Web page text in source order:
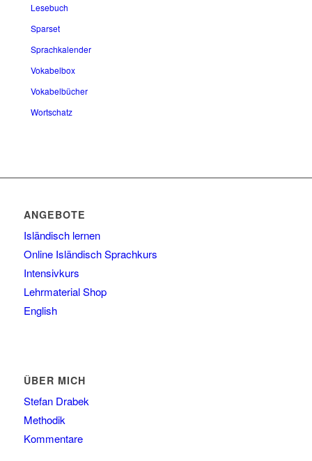
Lesebuch
Sparset
Sprachkalender
Vokabelbox
Vokabelbücher
Wortschatz
ANGEBOTE
Isländisch lernen
Online Isländisch Sprachkurs
Intensivkurs
Lehrmaterial Shop
English
ÜBER MICH
Stefan Drabek
Methodik
Kommentare